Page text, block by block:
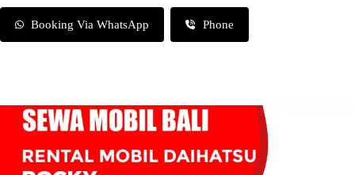
Booking Via WhatsApp Phone